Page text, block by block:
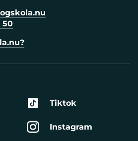
50
Tiktok
Instagram